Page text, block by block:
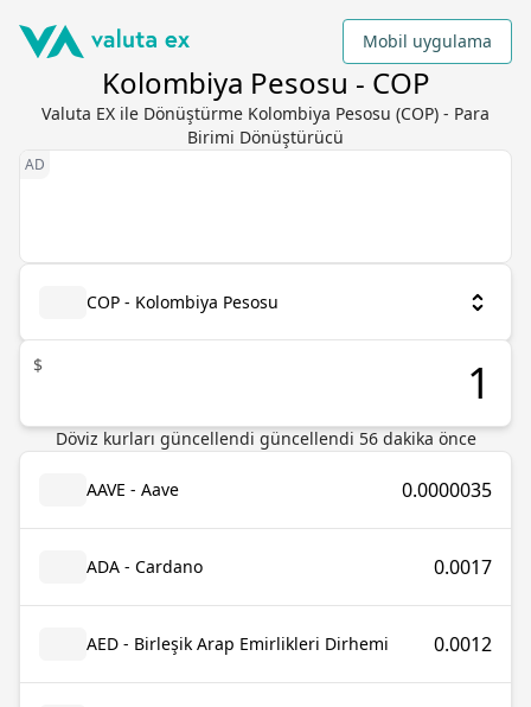
Mobil uygulama
Kolombiya Pesosu - COP
Valuta EX ile Dönüştürme Kolombiya Pesosu (COP) - Para
Birimi Dönüştürücü
COP - Kolombiya Pesosu
$
Döviz kurları güncellendi güncellendi 56 dakika önce
AAVE - Aave 0.0000035
ADA - Cardano 0.0017
AED - Birleşik Arap Emirlikleri Dirhemi 0.0012